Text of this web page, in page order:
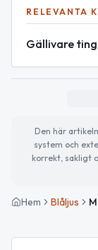
RELEVANTA
Gällivare
Den här
system och
korrekt, sakligt
Hem Blåljus